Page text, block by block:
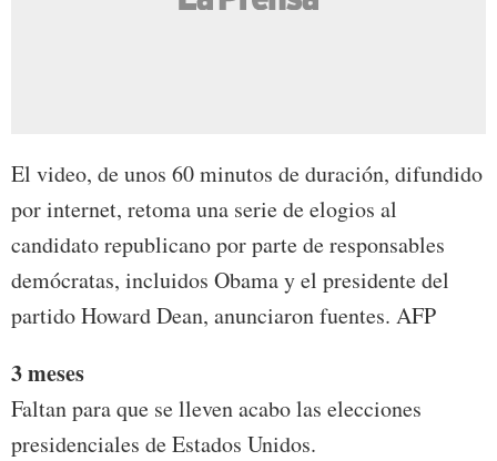
El video, de unos 60 minutos de duración, difundido
por internet, retoma una serie de elogios al
candidato republicano por parte de responsables
demócratas, incluidos Obama y el presidente del
partido Howard Dean, anunciaron fuentes. AFP
3 meses
Faltan para que se lleven acabo las elecciones
presidenciales de Estados Unidos.